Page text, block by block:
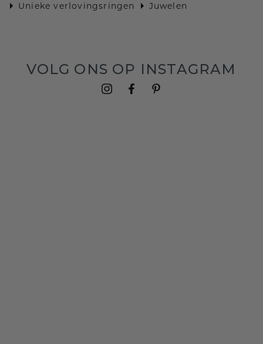
Unieke verlovingsringen
Juwelen
VOLG ONS OP INSTAGRAM